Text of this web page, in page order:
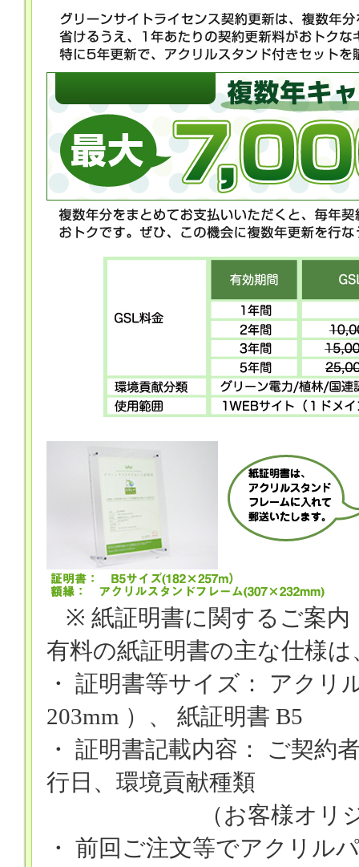
※ 紙証明書に関するご案内
有料の紙証明書の主な仕様
・ 証明書等サイズ： アクリ
203mm ）、 紙証明書 B5
・ 証明書記載内容： ご契約
行日、環境貢献種類
（お客様オ
・ 前回ご注文等でアクリル